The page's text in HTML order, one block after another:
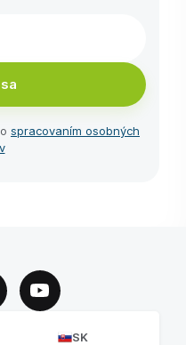
spracovaním osobných
SK